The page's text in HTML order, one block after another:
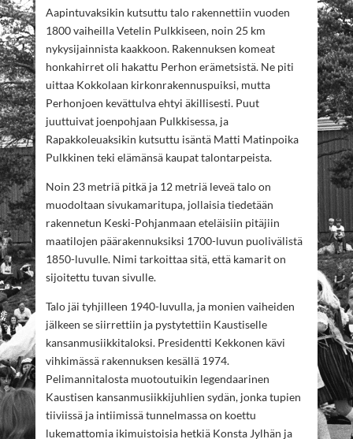
Aapintuvaksikin kutsuttu talo rakennettiin vuoden
1800 vaiheilla Vetelin Pulkkiseen, noin 25 km
nykysijainnista kaakkoon. Rakennuksen komeat
honkahirret oli hakattu Perhon erämetsistä. Ne piti
uittaa Kokkolaan kirkonrakennuspuiksi, mutta
Perhonjoen kevättulva ehtyi äkillisesti. Puut
juuttuivat joenpohjaan Pulkkisessa, ja
Rapakkoleuaksikin kutsuttu isäntä Matti Matinpoika
Pulkkinen teki elämänsä kaupat talontarpeista.
Noin 23 metriä pitkä ja 12 metriä leveä talo on
muodoltaan sivukamaritupa, jollaisia tiedetään
rakennetun Keski-Pohjanmaan eteläisiin pitäjiin
maatilojen päärakennuksiksi 1700-luvun puolivälistä
1850-luvulle. Nimi tarkoittaa sitä, että kamarit on
sijoitettu tuvan sivulle.
Talo jäi tyhjilleen 1940-luvulla, ja monien vaiheiden
jälkeen se siirrettiin ja pystytettiin Kaustiselle
kansanmusiikkitaloksi. Presidentti Kekkonen kävi
vihkimässä rakennuksen kesällä 1974.
Pelimannitalosta muotoutuikin legendaarinen
Kaustisen kansanmusiikkijuhlien sydän, jonka tupien
tiiviissä ja intiimissä tunnelmassa on koettu
lukemattomia ikimuistoisia hetkiä Konsta Jylhän ja